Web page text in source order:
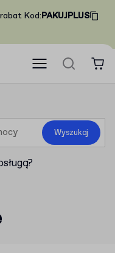
Kod:PAKUJPLUS
Wyszukaj